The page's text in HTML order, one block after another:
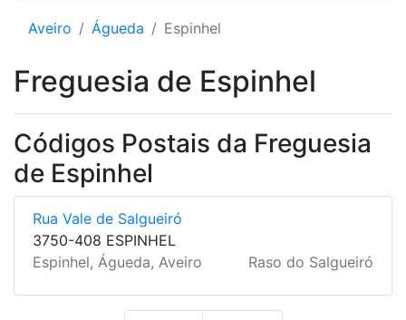
Aveiro Águeda Espinhel
Freguesia de Espinhel
Códigos Postais da Freguesia
de Espinhel
Rua Vale de Salgueiró
3750-408 ESPINHEL
Espinhel, Águeda, Aveiro
Raso do Salgueiró